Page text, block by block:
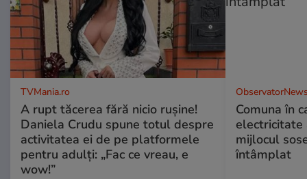
TVMania.ro
A rupt tăcerea fără nicio rușine!
Daniela Crudu spune totul despre
activitatea ei de pe platformele
pentru adulți: „Fac ce vreau, e
wow!”
Comuna în
electricitate
mijlocul
întâmplat